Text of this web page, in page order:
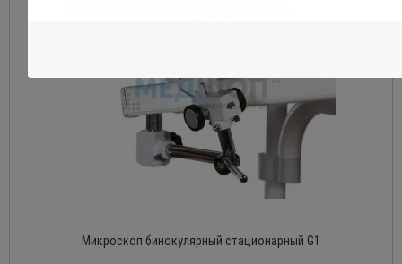
Микроскоп бинокулярный стационарный G1